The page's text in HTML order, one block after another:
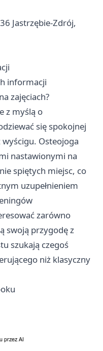
Jastrzębie-Zdrój,
informacji
zajęciach?
z myślą o
się spokojnej
wyścigu. Osteojoga
nastawionymi na
spiętych miejsc, co
uzupełnieniem
zarówno
swoją przygodę z
szukają czegoś
niż klasyczny